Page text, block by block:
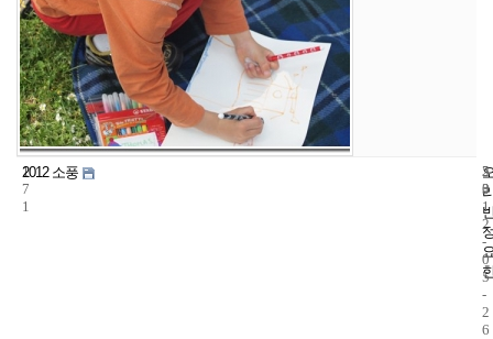
1
7
1
2012 소풍
5
3
2
0
1
2
-
0
5
-
2
6